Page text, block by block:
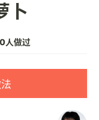
卜
0人做过